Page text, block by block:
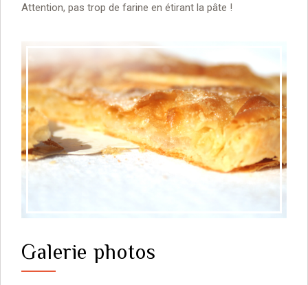
Attention, pas trop de farine en étirant la pâte !
Galerie photos